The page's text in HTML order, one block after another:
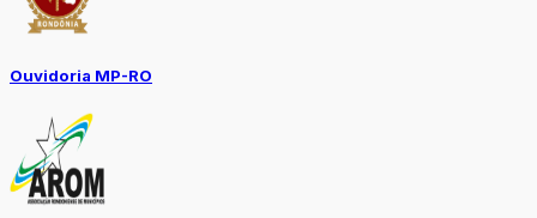
Ouvidoria MP-RO